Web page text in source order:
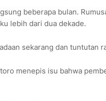
beberapa bulan.
lebih dari dua dekade.
sekarang dan tuntutan
menepis isu bahwa